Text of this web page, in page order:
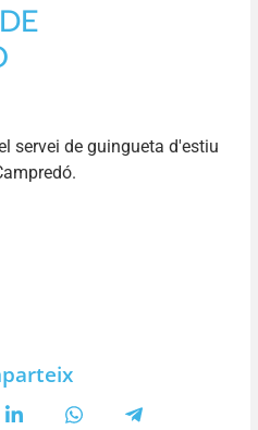
servei de guingueta d'estiu